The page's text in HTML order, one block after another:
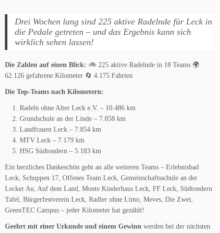
Drei Wochen lang sind 225 aktive Radelnde für Leck in
die Pedale getreten – und das Ergebnis kann sich
wirklich sehen lassen!
Die Zahlen auf einen Blick: 🚲 225 aktive Radelnde in 18 Teams 🌍
62.126 gefahrene Kilometer 🔄 4.175 Fahrten
Die Top-Teams nach Kilometern:
Radeln ohne Alter Leck e.V. – 10.486 km
Grundschule an der Linde – 7.858 km
Landfrauen Leck – 7.854 km
MTV Leck – 7.179 km
HSG Südtondern – 5.183 km
Ein herzliches Dankeschön geht an alle weiteren Teams – Erlebnisbad
Leck, Schuppen 17, Offenes Team Leck, Gemeinschaftsschule an der
Lecker Au, Auf dem Land, Monte Kinderhaus Leck, FF Leck, Südtondern
Tafel, Bürgerfestverein Leck, Radler ohne Limo, Meves, Die Zwei,
GreenTEC Campus – jeder Kilometer hat gezählt!
Geehrt mit einer Urkunde und einem Gewinn werden bei der nächsten